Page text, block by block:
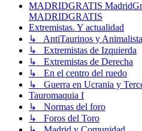
MADRIDGRATIS
MADRIDGRATIS
Extremistas. Y actualidad
↳ AntiTaurinos y
↳ Extremistas de Izquierda
↳ Extremistas de Derecha
↳ En el centro del ruedo
↳ Guerra en Ucrania y
Tauromaquia I
↳ Normas del foro
↳ Foros del Toro